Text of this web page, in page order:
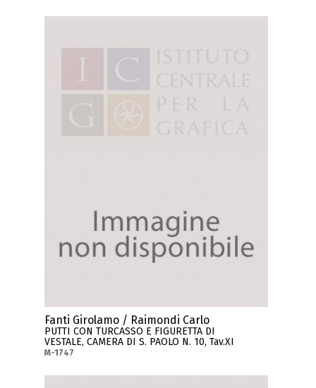
Fanti Girolamo / Raimondi Carlo
PUTTI CON TURCASSO E FIGURETTA DI
VESTALE, CAMERA DI S. PAOLO N. 10, Tav.XI
M-1747